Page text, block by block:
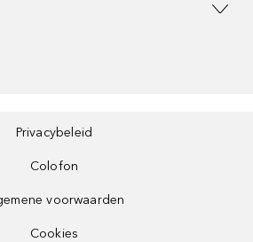
Privacybeleid
Colofon
voorwaarden
Cookies